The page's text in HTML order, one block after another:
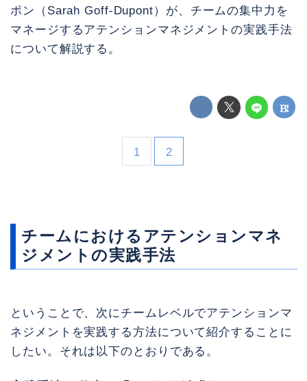
ポン（Sarah Goff-Dupont）が、チームの集中力を
マネージするアテンションマネジメントの実践手法
について解説する。
1 2
チームにおけるアテンションマネ
ジメントの実践手法
ということで、次にチームレベルでアテンションマ
ネジメントを実践する方法について紹介することに
したい。それは以下のとおりである。